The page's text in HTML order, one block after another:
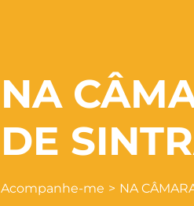
NA
DE
Acompanhe-me NA